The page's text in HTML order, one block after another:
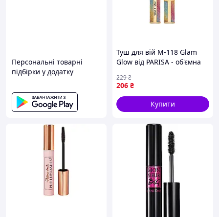
Персональні товарні
підбірки у додатку
Туш для вій M-118 Glam
Glow від PARISA - об'ємна
для виразного погляду.
206 ₴
229₴
Купити